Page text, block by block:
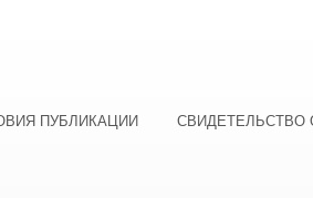
ПУБЛИКАЦИИ СВИДЕТЕЛЬСТВО